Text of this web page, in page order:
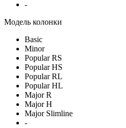
-
Модель колонки
Basic
Minor
Popular RS
Popular HS
Popular RL
Popular HL
Major R
Major H
Major Slimline
-